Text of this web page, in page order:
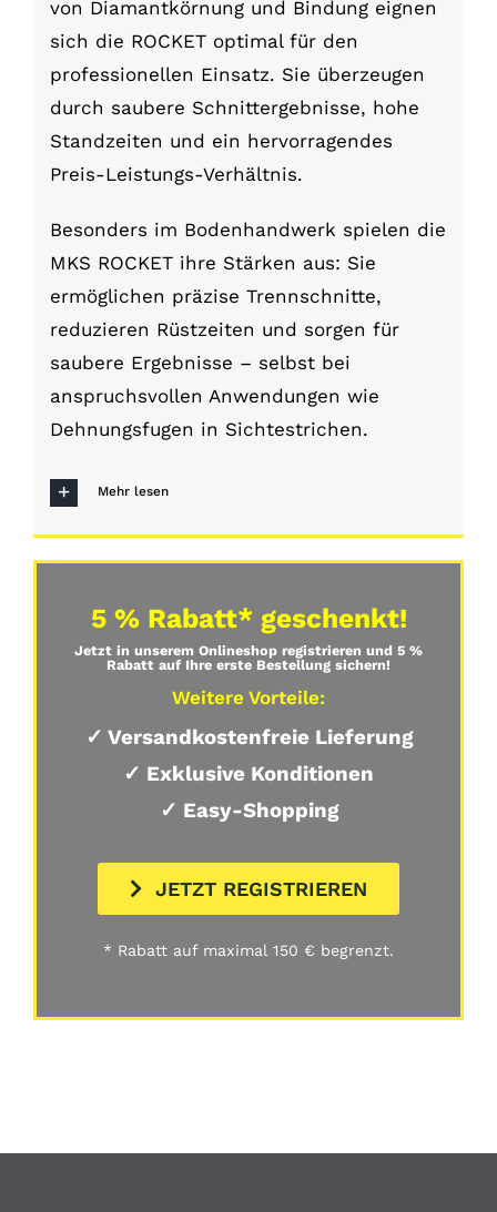
von Diamantkörnung und Bindung eignen
sich die ROCKET optimal für den
professionellen Einsatz. Sie überzeugen
durch saubere Schnittergebnisse, hohe
Standzeiten und ein hervorragendes
Preis-Leistungs-Verhältnis.
Besonders im Bodenhandwerk spielen die
MKS ROCKET ihre Stärken aus: Sie
ermöglichen präzise Trennschnitte,
reduzieren Rüstzeiten und sorgen für
saubere Ergebnisse – selbst bei
anspruchsvollen Anwendungen wie
Dehnungsfugen in Sichtestrichen.
Mehr lesen
5 % Rabatt* geschenkt!
Jetzt in unserem Onlineshop registrieren und 5 %
Rabatt auf Ihre erste Bestellung sichern!
Weitere Vorteile:
✓ Versandkostenfreie Lieferung
✓ Exklusive Konditionen
✓ Easy-Shopping
JETZT REGISTRIEREN
* Rabatt auf maximal 150 € begrenzt.